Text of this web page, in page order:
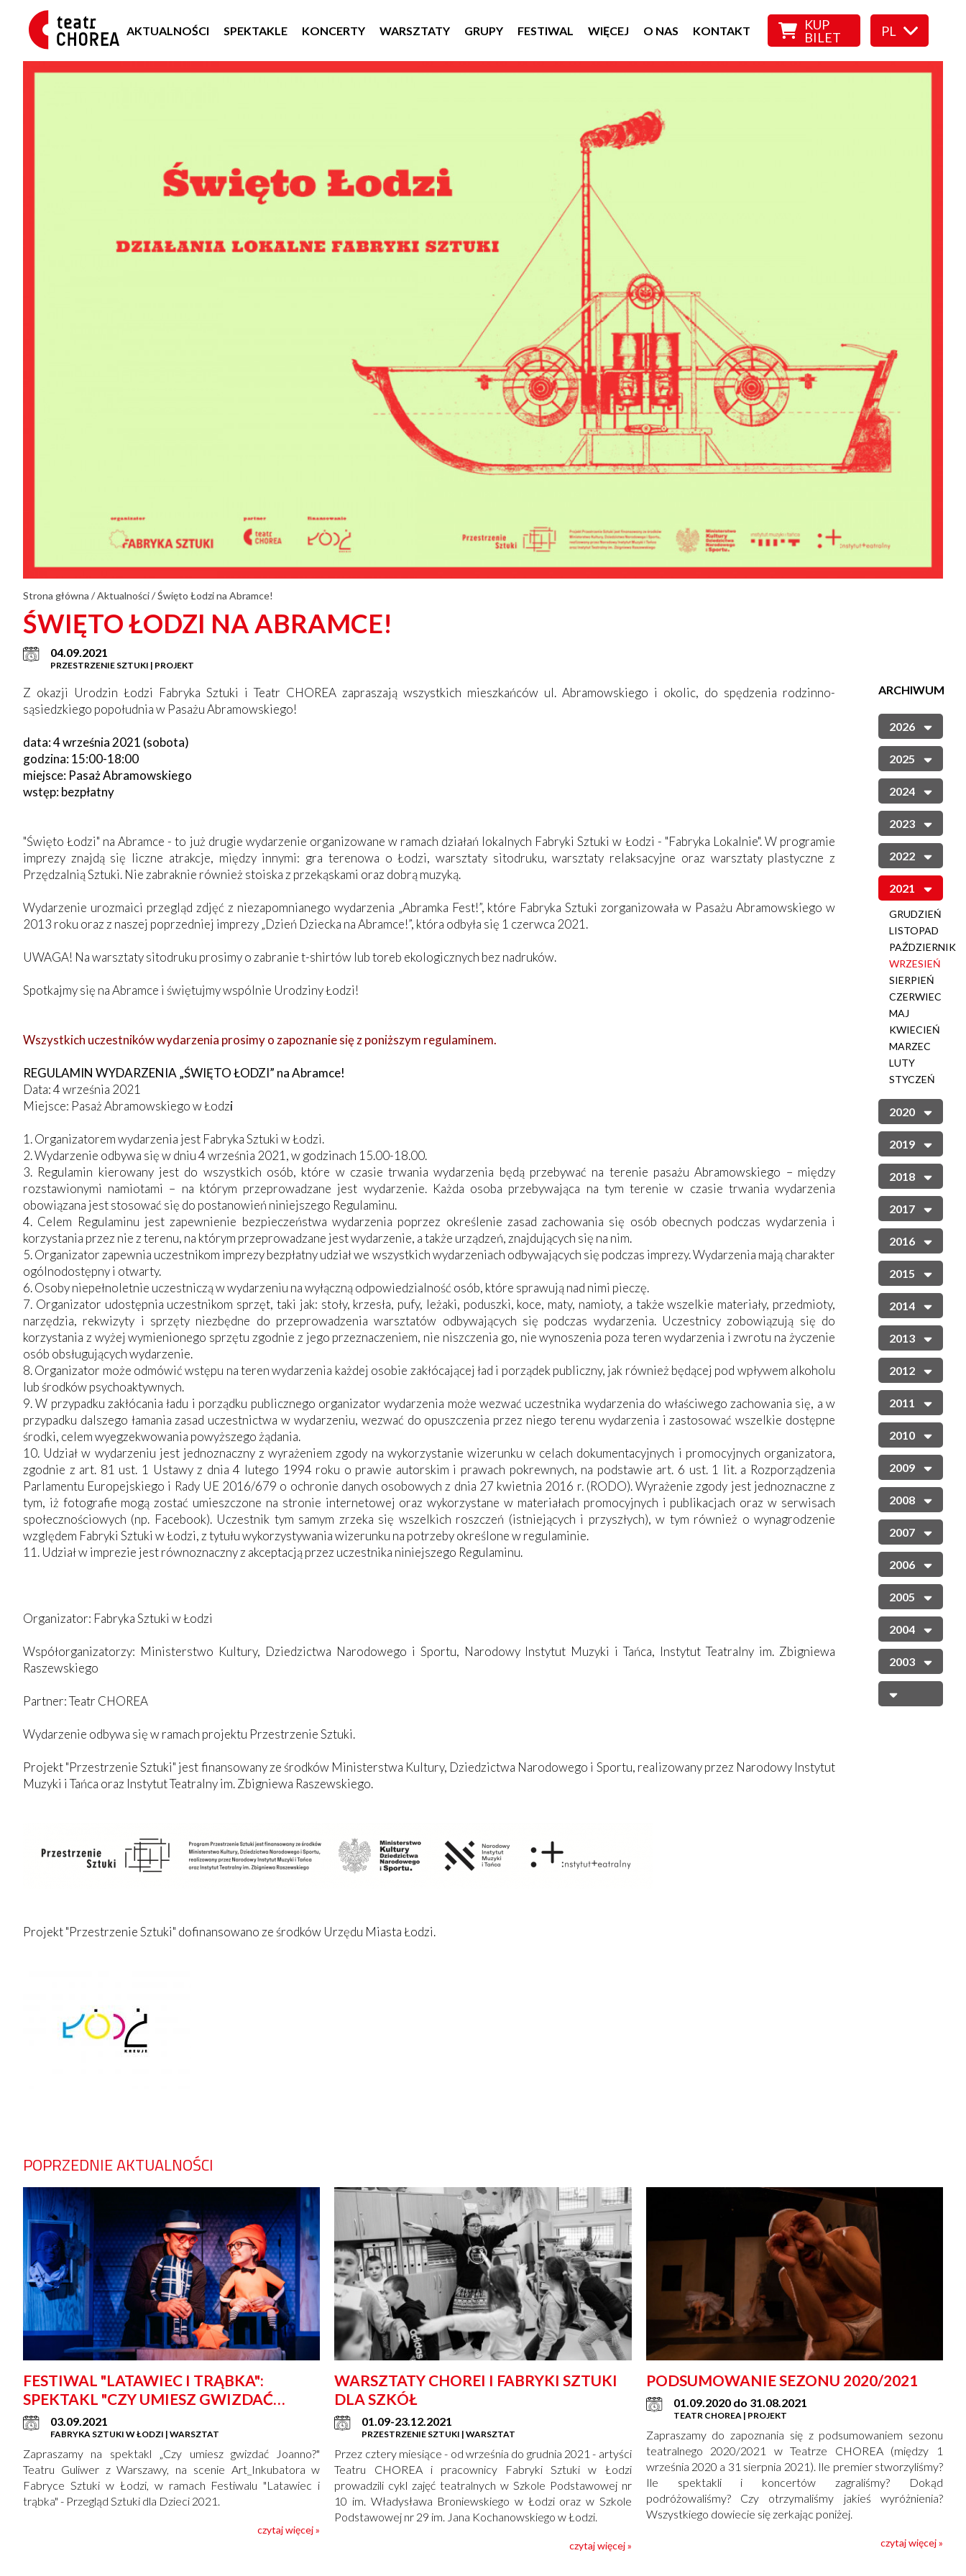
AKTUALNOŚCI SPEKTAKLE KONCERTY WARSZTATY GRUPY FESTIWAL WIĘCEJ O NAS KONTAKT
KUP
BILET
PL
Strona główna /Aktualności/Święto Łodzi na Abramce!
ŚWIĘTO ŁODZI NA ABRAMCE!
04.09.2021
PRZESTRZENIE SZTUKI | PROJEKT
Z okazji Urodzin Łodzi Fabryka Sztuki i Teatr CHOREA zapraszają wszystkich mieszkańców ul. Abramowskiego i okolic, do spędzenia rodzinno-
sąsiedzkiego popołudnia w Pasażu Abramowskiego!
data: 4 września 2021 (sobota)
godzina: 15:00-18:00
miejsce: Pasaż Abramowskiego
wstęp: bezpłatny
"Święto Łodzi" na Abramce - to już drugie wydarzenie organizowane w ramach działań lokalnych Fabryki Sztuki w Łodzi - "Fabryka Lokalnie". W programie
imprezy znajdą się liczne atrakcje, między innymi: gra terenowa o Łodzi, warsztaty sitodruku, warsztaty relaksacyjne oraz warsztaty plastyczne z
Przędzalnią Sztuki. Nie zabraknie również stoiska z przekąskami oraz dobrą muzyką.
Wydarzenie urozmaici przegląd zdjęć z niezapomnianego wydarzenia „Abramka Fest!”, które Fabryka Sztuki zorganizowała w Pasażu Abramowskiego w
2013 roku oraz z naszej poprzedniej imprezy „Dzień Dziecka na Abramce!”, która odbyła się 1 czerwca 2021.
UWAGA! Na warsztaty sitodruku prosimy o zabranie t-shirtów lub toreb ekologicznych bez nadruków.
Spotkajmy się na Abramce i świętujmy wspólnie Urodziny Łodzi!
Wszystkich uczestników wydarzenia prosimy o zapoznanie się z poniższym regulaminem.
REGULAMIN WYDARZENIA „ŚWIĘTO ŁODZI” na Abramce!
Data: 4 września 2021
Miejsce: Pasaż Abramowskiego w Łodzi
1. Organizatorem wydarzenia jest Fabryka Sztuki w Łodzi.
2. Wydarzenie odbywa się w dniu 4 września 2021, w godzinach 15.00-18.00.
3. Regulamin kierowany jest do wszystkich osób, które w czasie trwania wydarzenia będą przebywać na terenie pasażu Abramowskiego – między
rozstawionymi namiotami – na którym przeprowadzane jest wydarzenie. Każda osoba przebywająca na tym terenie w czasie trwania wydarzenia
obowiązana jest stosować się do postanowień niniejszego Regulaminu.
4. Celem Regulaminu jest zapewnienie bezpieczeństwa wydarzenia poprzez określenie zasad zachowania się osób obecnych podczas wydarzenia i
korzystania przez nie z terenu, na którym przeprowadzane jest wydarzenie, a także urządzeń, znajdujących się na nim.
5. Organizator zapewnia uczestnikom imprezy bezpłatny udział we wszystkich wydarzeniach odbywających się podczas imprezy. Wydarzenia mają charakter
ogólnodostępny i otwarty.
6. Osoby niepełnoletnie uczestniczą w wydarzeniu na wyłączną odpowiedzialność osób, które sprawują nad nimi pieczę.
7. Organizator udostępnia uczestnikom sprzęt, taki jak: stoły, krzesła, pufy, leżaki, poduszki, koce, maty, namioty, a także wszelkie materiały, przedmioty,
narzędzia, rekwizyty i sprzęty niezbędne do przeprowadzenia warsztatów odbywających się podczas wydarzenia. Uczestnicy zobowiązują się do
korzystania z wyżej wymienionego sprzętu zgodnie z jego przeznaczeniem, nie niszczenia go, nie wynoszenia poza teren wydarzenia i zwrotu na życzenie
osób obsługujących wydarzenie.
8. Organizator może odmówić wstępu na teren wydarzenia każdej osobie zakłócającej ład i porządek publiczny, jak również będącej pod wpływem alkoholu
lub środków psychoaktywnych.
9. W przypadku zakłócania ładu i porządku publicznego organizator wydarzenia może wezwać uczestnika wydarzenia do właściwego zachowania się, a w
przypadku dalszego łamania zasad uczestnictwa w wydarzeniu, wezwać do opuszczenia przez niego terenu wydarzenia i zastosować wszelkie dostępne
środki, celem wyegzekwowania powyższego żądania.
10. Udział w wydarzeniu jest jednoznaczny z wyrażeniem zgody na wykorzystanie wizerunku w celach dokumentacyjnych i promocyjnych organizatora,
zgodnie z art. 81 ust. 1 Ustawy z dnia 4 lutego 1994 roku o prawie autorskim i prawach pokrewnych, na podstawie art. 6 ust. 1 lit. a Rozporządzenia
Parlamentu Europejskiego i Rady UE 2016/679 o ochronie danych osobowych z dnia 27 kwietnia 2016 r. (RODO). Wyrażenie zgody jest jednoznaczne z
tym, iż fotografie mogą zostać umieszczone na stronie internetowej oraz wykorzystane w materiałach promocyjnych i publikacjach oraz w serwisach
społecznościowych (np. Facebook). Uczestnik tym samym zrzeka się wszelkich roszczeń (istniejących i przyszłych), w tym również o wynagrodzenie
względem Fabryki Sztuki w Łodzi, z tytułu wykorzystywania wizerunku na potrzeby określone w regulaminie.
11. Udział w imprezie jest równoznaczny z akceptacją przez uczestnika niniejszego Regulaminu.
Organizator: Fabryka Sztuki w Łodzi
Współorganizatorzy: Ministerstwo Kultury, Dziedzictwa Narodowego i Sportu, Narodowy Instytut Muzyki i Tańca, Instytut Teatralny im. Zbigniewa
Raszewskiego
Partner: Teatr CHOREA
Wydarzenie odbywa się w ramach projektu Przestrzenie Sztuki.
Projekt "Przestrzenie Sztuki" jest finansowany ze środków Ministerstwa Kultury, Dziedzictwa Narodowego i Sportu, realizowany przez Narodowy Instytut
Muzyki i Tańca oraz Instytut Teatralny im. Zbigniewa Raszewskiego.
Projekt "Przestrzenie Sztuki" dofinansowano ze środków Urzędu Miasta Łodzi.
ARCHIWUM
2026
2025
2024
2023
2022
2021
GRUDZIEŃ
LISTOPAD
PAŹDZIERNIK
WRZESIEŃ
SIERPIEŃ
CZERWIEC
MAJ
KWIECIEŃ
MARZEC
LUTY
STYCZEŃ
2020
2019
2018
2017
2016
2015
2014
2013
2012
2011
2010
2009
2008
2007
2006
2005
2004
2003
POPRZEDNIE AKTUALNOŚCI
FESTIWAL "LATAWIEC I TRĄBKA":
SPEKTAKL "CZY UMIESZ GWIZDAĆ
JOANNO?"
03.09.2021
FABRYKA SZTUKI W ŁODZI | WARSZTAT
Zapraszamy na spektakl „Czy umiesz gwizdać Joanno?"
Teatru Guliwer z Warszawy, na scenie Art_Inkubatora w
Fabryce Sztuki w Łodzi, w ramach Festiwalu "Latawiec i
trąbka" - Przegląd Sztuki dla Dzieci 2021.
czytaj więcej »
WARSZTATY CHOREI I FABRYKI SZTUKI
DLA SZKÓŁ
01.09-23.12.2021
PRZESTRZENIE SZTUKI | WARSZTAT
Przez cztery miesiące - od września do grudnia 2021 - artyści
Teatru CHOREA i pracownicy Fabryki Sztuki w Łodzi
prowadzili cykl zajęć teatralnych w Szkole Podstawowej nr
10 im. Władysława Broniewskiego w Łodzi oraz w Szkole
Podstawowej nr 29 im. Jana Kochanowskiego w Łodzi.
czytaj więcej »
PODSUMOWANIE SEZONU 2020/2021
01.09.2020 do 31.08.2021
TEATR CHOREA | PROJEKT
Zapraszamy do zapoznania się z podsumowaniem sezonu
teatralnego 2020/2021 w Teatrze CHOREA (między 1
września 2020 a 31 sierpnia 2021). Ile premier stworzyliśmy?
Ile spektakli i koncertów zagraliśmy? Dokąd
podróżowaliśmy? Czy otrzymaliśmy jakieś wyróżnienia?
Wszystkiego dowiecie się zerkając poniżej.
czytaj więcej »